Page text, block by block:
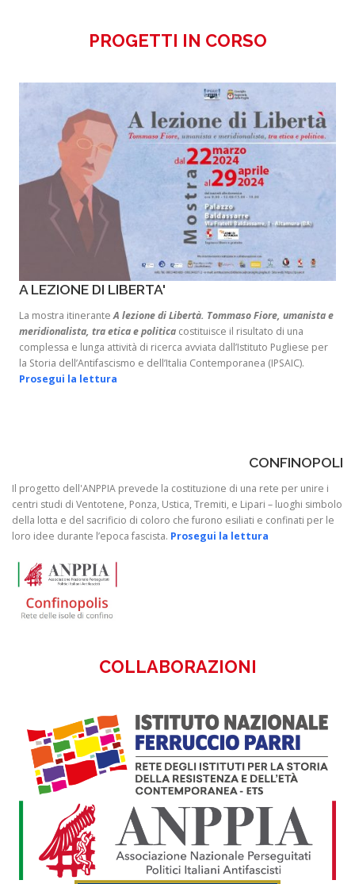
PROGETTI IN CORSO
A LEZIONE DI LIBERTA'
La mostra itineranteA lezione di Libertà. Tommaso Fiore, umanista e
meridionalista, tra etica e politica costituisce il risultato di una
complessa e lunga attività di ricerca avviata dall’Istituto Pugliese per
la Storia dell’Antifascismo e dell’Italia Contemporanea (IPSAIC).
Prosegui la lettura
CONFINOPOLI
Il progetto dell'ANPPIA prevede la costituzione di una rete per unire i
centri studi di Ventotene, Ponza, Ustica, Tremiti, e Lipari – luoghi simbolo
della lotta e del sacrificio di coloro che furono esiliati e confinati per le
loro idee durante l’epoca fascista. Prosegui la lettura
COLLABORAZIONI